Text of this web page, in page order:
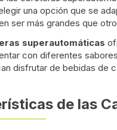
una opción que se
ser más grandes que
superautomáticas
con diferentes
disfrutar de bebidas de
de las